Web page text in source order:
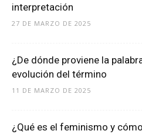
interpretación
27 DE MARZO DE 2025
¿De dónde proviene la
evolución del término
11 DE MARZO DE 2025
¿Qué es el feminismo y